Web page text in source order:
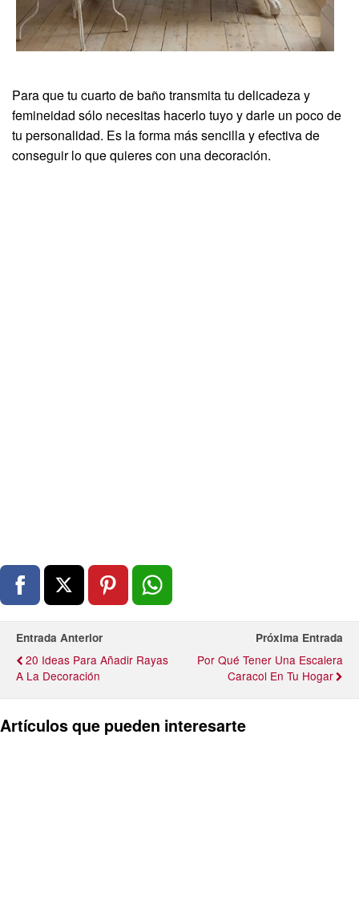
Para que tu cuarto de baño transmita tu delicadeza y
femineidad sólo necesitas hacerlo tuyo y darle un poco de
tu personalidad. Es la forma más sencilla y efectiva de
conseguir lo que quieres con una decoración.
Entrada Anterior
20 Ideas Para Añadir Rayas
A La Decoración
Próxima Entrada
Por Qué Tener Una Escalera
Caracol En Tu Hogar
Artículos que pueden interesarte